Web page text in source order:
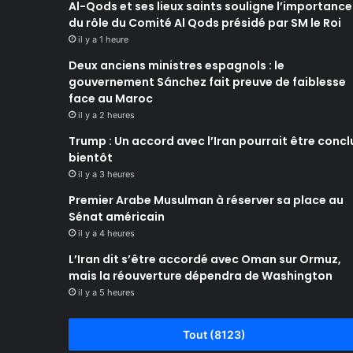
Al-Qods et ses lieux saints souligne l’importance
du rôle du Comité Al Qods présidé par SM le Roi
il y a 1 heure
Deux anciens ministres espagnols : le
gouvernement Sánchez fait preuve de faiblesse
face au Maroc
il y a 2 heures
Trump : Un accord avec l’Iran pourrait être
bientôt
il y a 3 heures
Premier Arabe Musulman à réserver sa place au
Sénat américain
il y a 4 heures
L’Iran dit s’être accordé avec Oman sur Ormuz,
mais la réouverture dépendra de Washington
il y a 5 heures
Tout (8123)